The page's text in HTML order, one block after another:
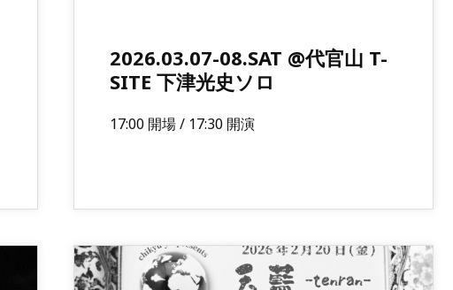
2026.03.07-08.SAT @代官山 T-
SITE 下津光史ソロ
17:00 開場 / 17:30 開演